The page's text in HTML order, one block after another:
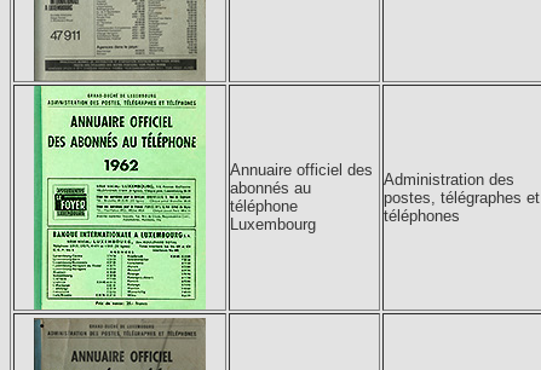
Annuaire officiel des
abonnés au
téléphone
Luxembourg
Administration des
postes, télégraphes et
téléphones